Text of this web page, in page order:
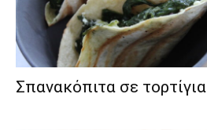
Σπανακόπιτα σε τορτίγια